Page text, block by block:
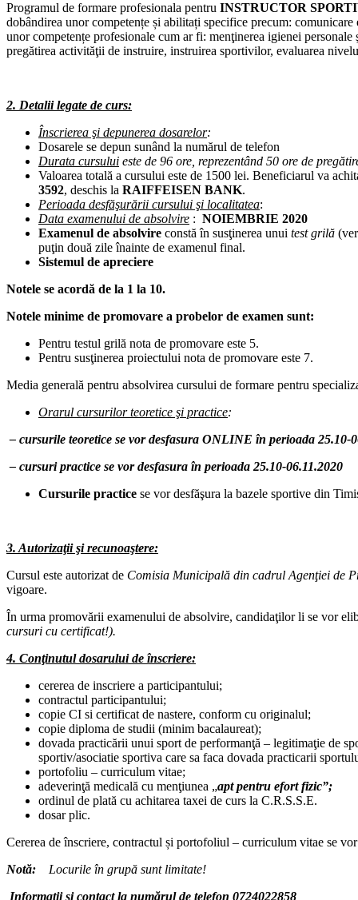
Programul de formare profesionala pentru INSTRUCTOR
dobândirea unor competențe și abilitați specifice precum:
unor competențe profesionale cum ar fi: menţinerea igienei
pregătirea activităţii de instruire, instruirea sportivilor, evaluarea
2. Detalii legate de curs:
Înscrierea şi depunerea dosarelor:
Dosarele se depun sunând la numărul de telefon
Durata cursului este de 96 ore, reprezentând 50 ore de
Valoarea totală a cursului este de 1500 lei. Beneficiarul va
3592, deschis la RAIFFEISEN BANK.
Perioada desfăşurării cursului şi localitatea
Data examenului de absolvire : NOIEMBRIE 2020
Examenul de absolvire constă în susţinerea unui test grilă
puţin două zile înainte de examenul final.
Sistemul de apreciere
Notele se acordă de la 1 la 10.
Notele minime de promovare a probelor de examen sunt:
Pentru testul grilă nota de promovare este 5.
Pentru susţinerea proiectului nota de promovare este 7.
Media generală pentru absolvirea cursului de formare pentru
Orarul cursurilor teoretice şi practice:
– cursurile teoretice se vor desfasura ONLINE în perioada 25.10-
– cursuri practice se vor desfasura în perioada 25.10-06.11.2020
Cursurile practice se vor desfăşura la bazele sportive din
3. Autorizaţii şi recunoaştere:
Cursul este autorizat de Comisia Municipală din cadrul Agenţiei de
vigoare.
În urma promovării examenului de absolvire, candidaţilor li se vor
cursuri cu certificat!).
4. Conţinutul dosarului de înscriere:
cererea de inscriere a participantului;
contractul participantului;
copie CI si certificat de nastere, conform cu originalul;
copie diploma de studii (minim bacalaureat);
dovada practicării unui sport de performanţă – legitimaţie de
sportiv/asociatie sportiva care sa faca dovada practicarii
portofoliu – curriculum vitae;
adeverinţă medicală cu menţiunea „apt pentru efort fizic”;
ordinul de plată cu achitarea taxei de curs la C.R.S.S.E.
dosar plic.
Cererea de înscriere, contractul și portofoliul – curriculum vitae se
Notă:
Locurile în grupă sunt limitate!
Informații și contact la numărul de telefon 0724022858